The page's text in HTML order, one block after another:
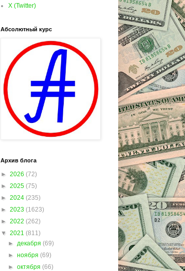
X (Twitter)
Абсолютный курс
Архив блога
► 2026 (72)
► 2025 (75)
► 2024 (235)
► 2023 (1623)
► 2022 (262)
▼ 2021 (811)
►декабря(69)
►ноября(69)
►октября(66)